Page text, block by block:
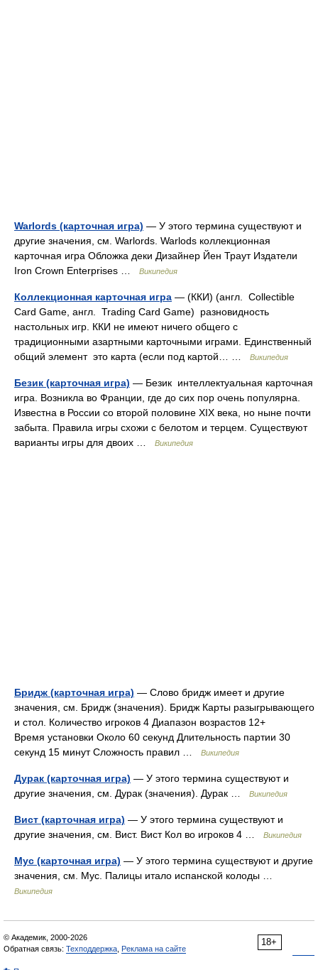
Warlords (карточная игра) — У этого термина существуют и
другие значения, см. Warlords. Warlods коллекционная
карточная игра Обложка деки Дизайнер Йен Траут Издатели
Iron Crown Enterprises …
Википедия
Коллекционная карточная игра — (ККИ) (англ. Collectible
Card Game, англ. Trading Card Game) разновидность
настольных игр. ККИ не имеют ничего общего с
традиционными азартными карточными играми. Единственный
общий элемент это карта (если под картой… …
Википедия
Безик (карточная игра) — Безик интеллектуальная карточная
игра. Возникла во Франции, где до сих пор очень популярна.
Известна в России со второй половине XIX века, но ныне почти
забыта. Правила игры схожи с белотом и терцем. Существуют
варианты игры для двоих …
Википедия
Бридж (карточная игра) — Слово бридж имеет и другие
значения, см. Бридж (значения). Бридж Карты разыгрывающего
и стол. Количество игроков 4 Диапазон возрастов 12+
Время установки Около 60 секунд Длительность партии 30
секунд 15 минут Сложность правил …
Википедия
Дурак (карточная игра) — У этого термина существуют и
другие значения, см. Дурак (значения). Дурак …
Википедия
Вист (карточная игра) — У этого термина существуют и
другие значения, см. Вист. Вист Кол во игроков 4 …
Википедия
Мус (карточная игра) — У этого термина существуют и другие
значения, см. Мус. Палицы итало испанской колоды …
Википедия
18+
© Академик, 2000-2026
Обратная связь: Техподдержка Реклама на сайте